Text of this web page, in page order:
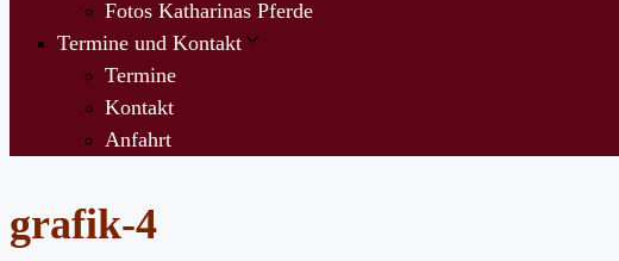
Fotos Katharinas Pferde
Termine und Kontakt
Termine
Kontakt
Anfahrt
grafik-4